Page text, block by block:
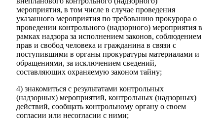
мероприятия, в том числе в случае проведения
указанного мероприятия по требованию прокурора о
проведении контрольного (надзорного) мероприятия в
рамках надзора за исполнением законов, соблюдением
прав и свобод человека и гражданина в связи с
поступившими в органы прокуратуры материалами и
обращениями, за исключением сведений,
составляющих охраняемую законом тайну;
4) знакомиться с результатами контрольных
(надзорных) мероприятий, контрольных (надзорных)
действий, сообщать контрольному органу о своем
согласии или несогласии с ними;